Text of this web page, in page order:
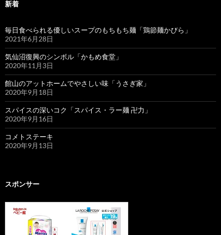
新着
毎日食べられる優しいスープのもちもち麺「鶏節麺かびら」
2021年6月28日
気仙沼復興のシンボル「かもめ食堂」
2020年11月3日
館山のアットホームでやさしい味「うさぎ家」
2020年9月18日
スパイスの深いコク「スパイス・ラー麺 卍力」
2020年9月16日
コメトステーキ
2020年9月13日
スポンサー